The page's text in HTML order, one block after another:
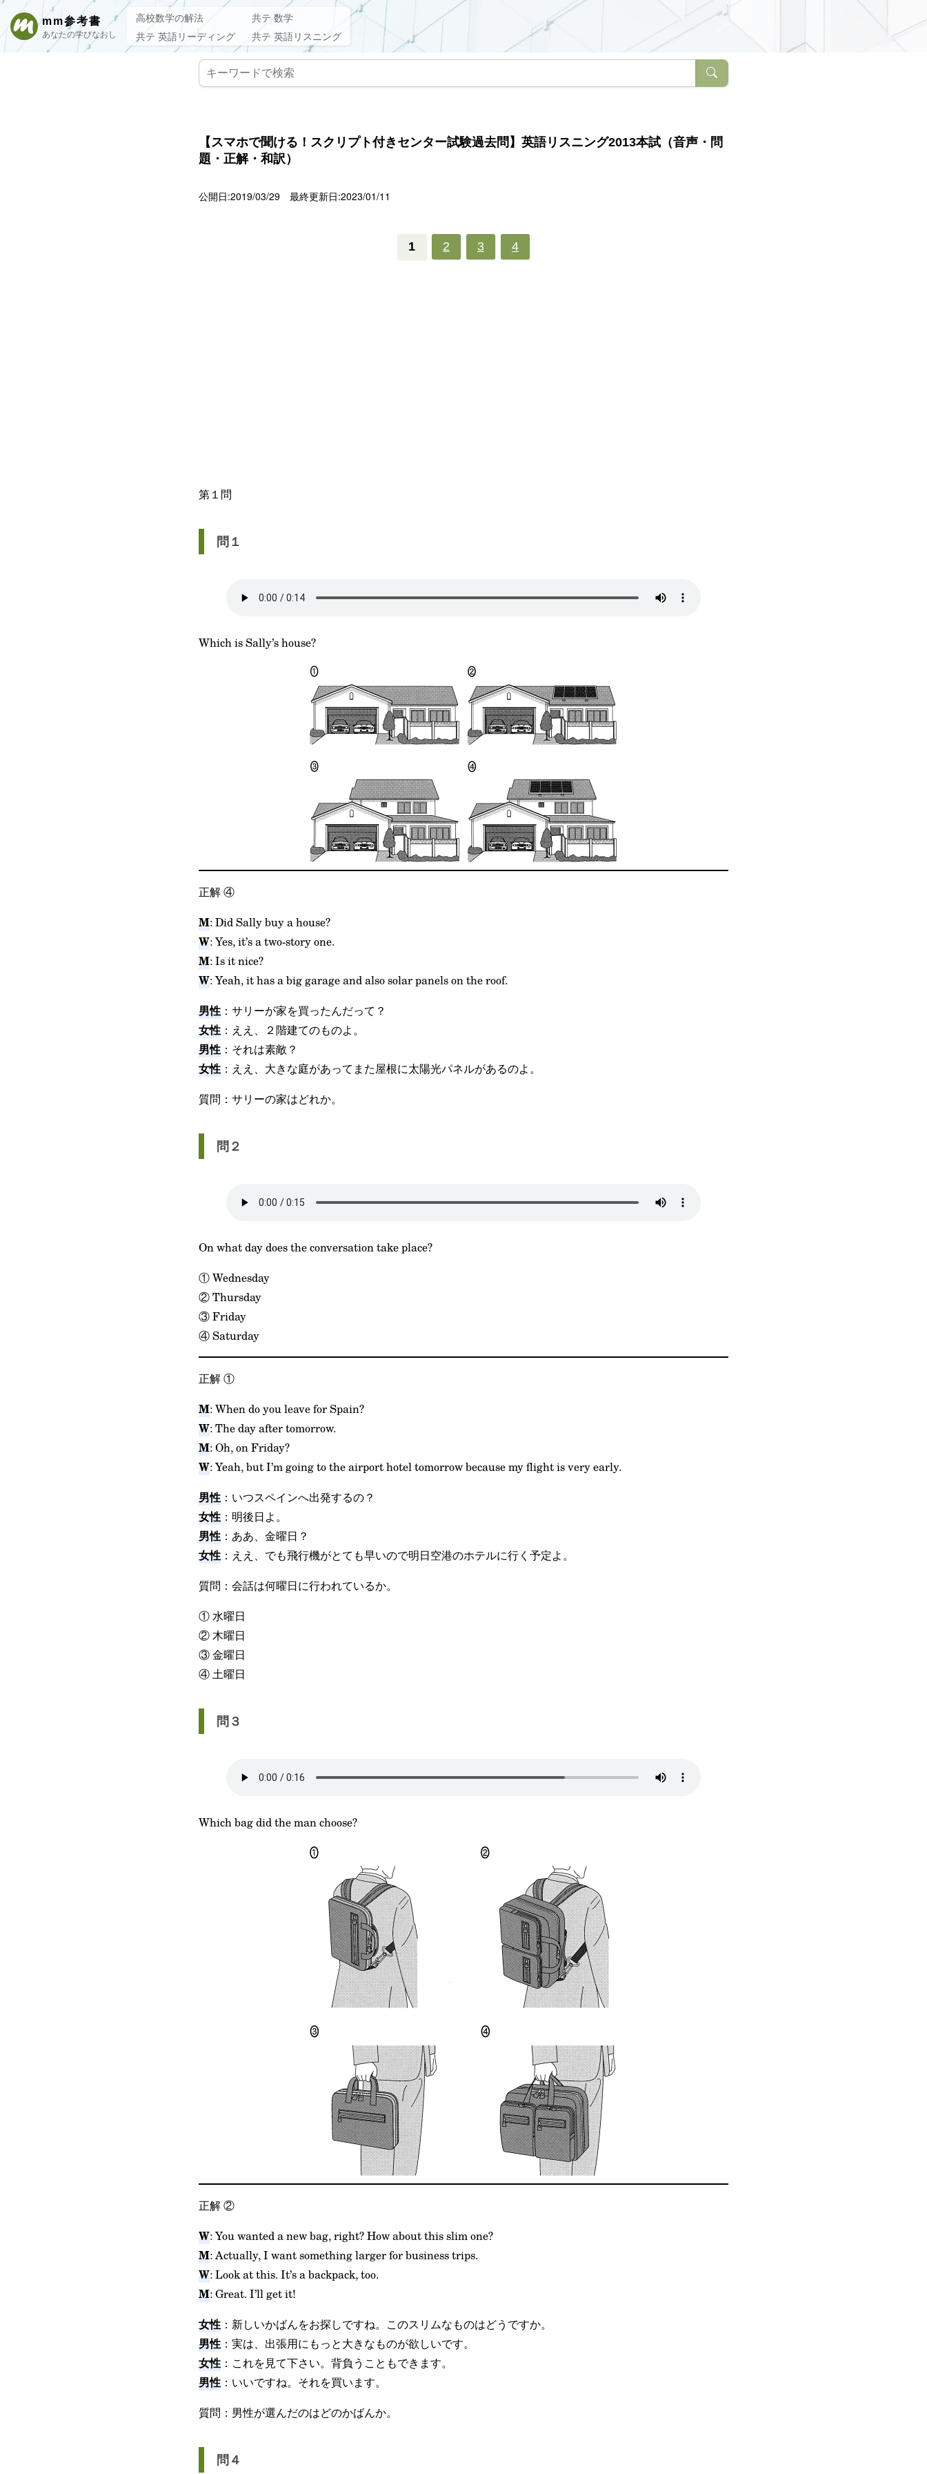
mm参考書
あなたの学びなおし
高校数学の解法
共テ 数学
共テ 英語リーディング
共テ 英語リスニング
【スマホで聞ける！スクリプト付きセンター試験過去問】英語リスニング2013本試（音声・問
題・正解・和訳）
公開日:2019/03/29 最終更新日:2023/01/11
1 2 3 4
第１問
問１
Which is Sally’s house?
正解④
M: Did Sally buy a house?
W: Yes, it’s a two-story one.
M: Is it nice?
W: Yeah, it has a big garage and also solar panels on the roof.
男性 ：サリーが家を買ったんだって？
女性 ：ええ、２階建てのものよ。
男性 ：それは素敵？
女性 ：ええ、大きな庭があってまた屋根に太陽光パネルがあるのよ。
質問：サリーの家はどれか。
問２
On what day does the conversation take place?
① Wednesday
② Thursday
③ Friday
④ Saturday
正解①
M: When do you leave for Spain?
W: The day after tomorrow.
M: Oh, on Friday?
W: Yeah, but I’m going to the airport hotel tomorrow because my flight is very early.
男性 ：いつスペインへ出発するの？
女性 ：明後日よ。
男性 ：ああ、金曜日？
女性 ：ええ、でも飛行機がとても早いので明日空港のホテルに行く予定よ。
質問：会話は何曜日に行われているか。
① 水曜日
② 木曜日
③ 金曜日
④ 土曜日
問３
Which bag did the man choose?
正解②
W: You wanted a new bag, right? How about this slim one?
M: Actually, I want something larger for business trips.
W: Look at this. It’s a backpack, too.
M: Great. I’ll get it!
女性 ：新しいかばんをお探しですね。このスリムなものはどうですか。
男性 ：実は、出張用にもっと大きなものが欲しいです。
女性 ：これを見て下さい。背負うこともできます。
男性 ：いいですね。それを買います。
質問：男性が選んだのはどのかばんか。
問４